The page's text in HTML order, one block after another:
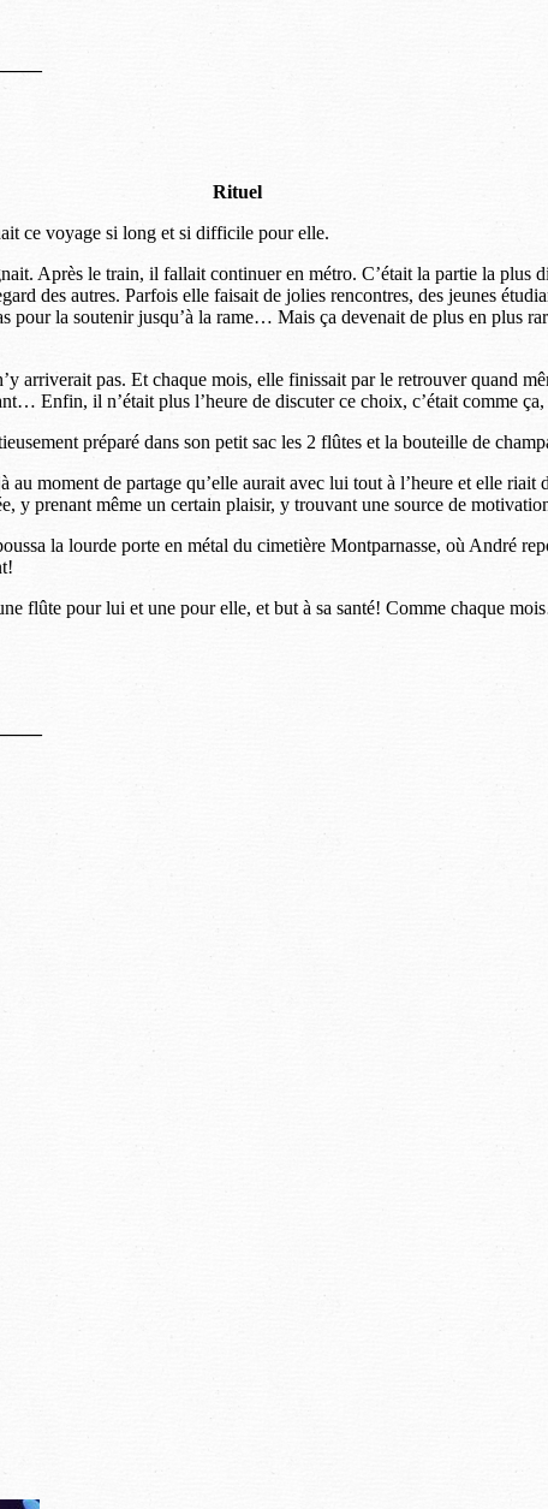
Rituel
voyage si long et si difficile pour elle.
Après le train, il fallait continuer en métro. C’était la partie la
des autres. Parfois elle faisait de jolies rencontres, des jeunes
la soutenir jusqu’à la rame… Mais ça devenait de plus en plus
arriverait pas. Et chaque mois, elle finissait par le retrouver quand
Enfin, il n’était plus l’heure de discuter ce choix, c’était comme
préparé dans son petit sac les 2 flûtes et la bouteille de
au moment de partage qu’elle aurait avec lui tout à l’heure et elle
y prenant même un certain plaisir, y trouvant une source de
la lourde porte en métal du cimetière Montparnasse, où André
flûte pour lui et une pour elle, et but à sa santé! Comme chaque